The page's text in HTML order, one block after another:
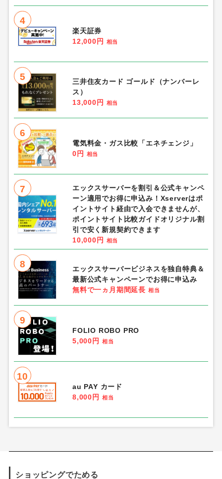
4
楽天証券
12,000円
相当
5
三井住友カード ゴールド（ナンバーレ
ス）
13,000円
相当
6
電気料金・ガス比較「エネチェンジ」
0円
相当
7
エックスサーバーを割引＆公式キャンペ
ーン適用でお得に申込み！Xserverはポ
イントサイト経由で入会できませんが、
ポイントサイト比較ガイドオリジナル割
引で安く新規契約できます
10,000円
相当
8
エックスサーバービジネスを独自特典＆
最新公式キャンペーンでお得に申込み
無料で一ヵ月期間延長 相当
9
FOLIO ROBO PRO
5,000円
相当
10
au PAY カード
8,000円
相当
ショッピングでためる